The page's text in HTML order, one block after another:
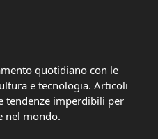
quotidiano con le
e tecnologia. Articoli
tendenze imperdibili per
nel mondo.